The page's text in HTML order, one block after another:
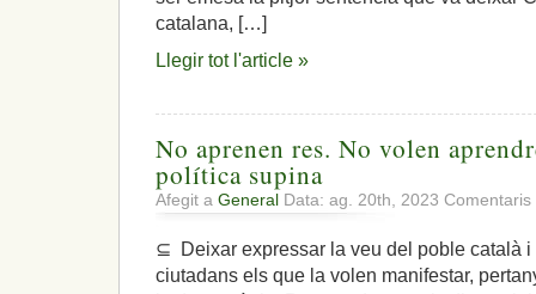
catalana, […]
Llegir tot l'article »
No aprenen res. No volen
política supina
Afegit a General Data: ag. 20th, 2023 Comentaris
⊆ Deixar expressar la veu del poble català
ciutadans els que la volen manifestar,